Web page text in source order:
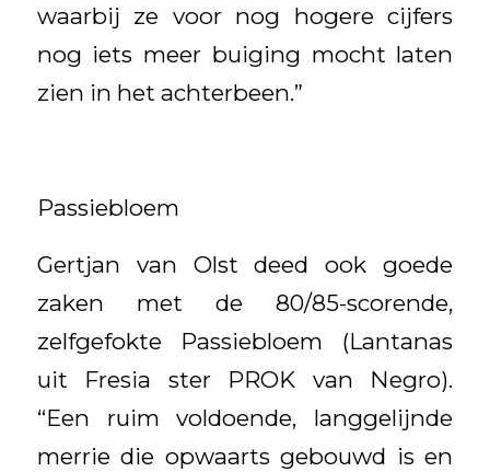
waarbij ze voor nog hogere cijfers
nog iets meer buiging mocht laten
zien in het achterbeen.”
Passiebloem
Gertjan van Olst deed ook goede
zaken met de 80/85-scorende,
zelfgefokte Passiebloem (Lantanas
uit Fresia ster PROK van Negro).
“Een ruim voldoende, langgelijnde
merrie die opwaarts gebouwd is en